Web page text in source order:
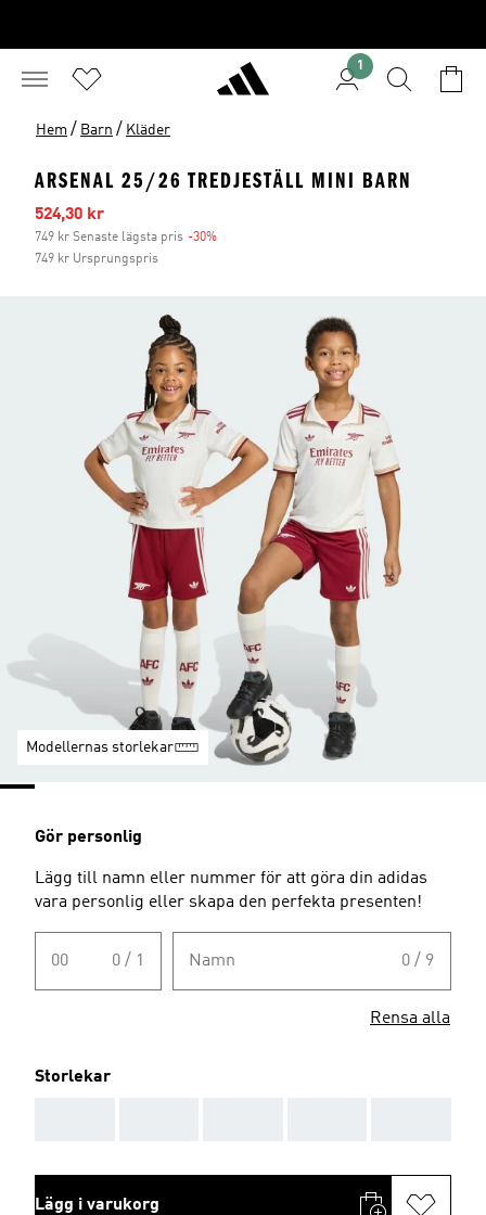
1
Hem / Barn / Kläder
ARSENAL 25/26 TREDJESTÄLL MINI BARN
Reapris
524,30 kr
749 kr Senaste lägsta pris -30%
749 kr Ursprungspris
Modellernas storlekar
Gör personlig
Lägg till namn eller nummer för att göra din adidas
vara personlig eller skapa den perfekta presenten!
00 0 / 1 Namn 0 / 9
Rensa alla
Storlekar
Lägg i varukorg